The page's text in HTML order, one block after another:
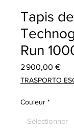
Tapis
Run
2 900,00 €Prix
TRASPORTO
Couleur *